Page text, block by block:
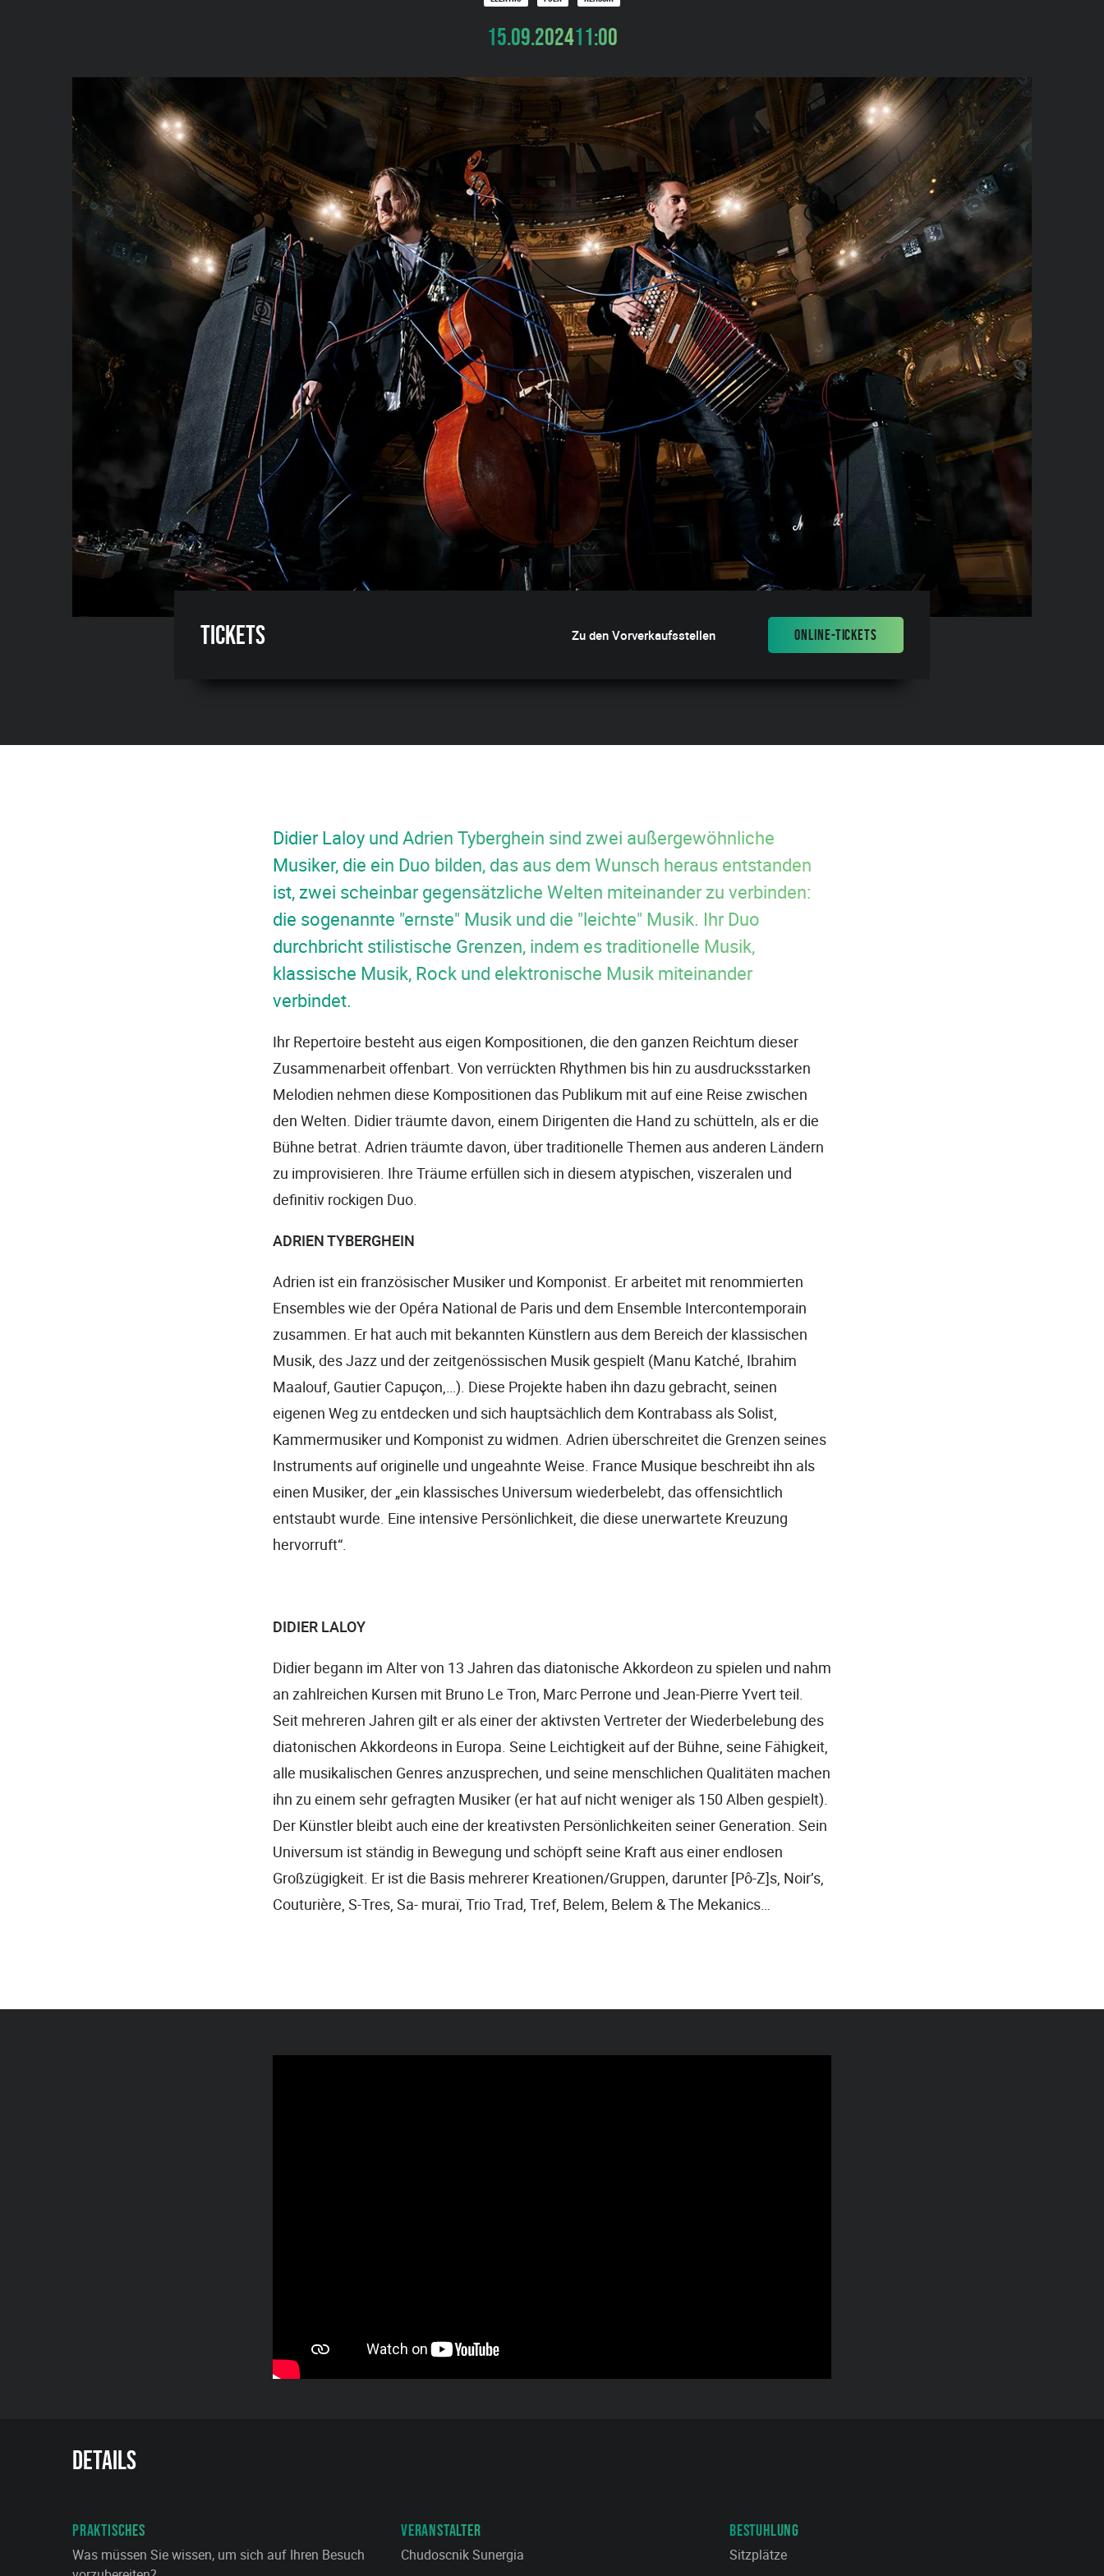
15.09.202411:00
Tickets Zu den Vorverkaufsstellen ONLINE-TICKETS
Didier Laloy und Adrien Tyberghein sind zwei außergewöhnliche
Musiker, die ein Duo bilden, das aus dem Wunsch heraus entstanden
ist, zwei scheinbar gegensätzliche Welten miteinander zu verbinden:
die sogenannte "ernste" Musik und die "leichte" Musik. Ihr Duo
durchbricht stilistische Grenzen, indem es traditionelle Musik,
klassische Musik, Rock und elektronische Musik miteinander
verbindet.
Ihr Repertoire besteht aus eigen Kompositionen, die den ganzen Reichtum dieser
Zusammenarbeit offenbart. Von verrückten Rhythmen bis hin zu ausdrucksstarken
Melodien nehmen diese Kompositionen das Publikum mit auf eine Reise zwischen
den Welten. Didier träumte davon, einem Dirigenten die Hand zu schütteln, als er die
Bühne betrat. Adrien träumte davon, über traditionelle Themen aus anderen Ländern
zu improvisieren. Ihre Träume erfüllen sich in diesem atypischen, viszeralen und
definitiv rockigen Duo.
ADRIEN TYBERGHEIN
Adrien ist ein französischer Musiker und Komponist. Er arbeitet mit renommierten
Ensembles wie der Opéra National de Paris und dem Ensemble Intercontemporain
zusammen. Er hat auch mit bekannten Künstlern aus dem Bereich der klassischen
Musik, des Jazz und der zeitgenössischen Musik gespielt (Manu Katché, Ibrahim
Maalouf, Gautier Capuçon,…). Diese Projekte haben ihn dazu gebracht, seinen
eigenen Weg zu entdecken und sich hauptsächlich dem Kontrabass als Solist,
Kammermusiker und Komponist zu widmen. Adrien überschreitet die Grenzen seines
Instruments auf originelle und ungeahnte Weise. France Musique beschreibt ihn als
einen Musiker, der „ein klassisches Universum wiederbelebt, das offensichtlich
entstaubt wurde. Eine intensive Persönlichkeit, die diese unerwartete Kreuzung
hervorruft“.
DIDIER LALOY
Didier begann im Alter von 13 Jahren das diatonische Akkordeon zu spielen und nahm
an zahlreichen Kursen mit Bruno Le Tron, Marc Perrone und Jean-Pierre Yvert teil.
Seit mehreren Jahren gilt er als einer der aktivsten Vertreter der Wiederbelebung des
diatonischen Akkordeons in Europa. Seine Leichtigkeit auf der Bühne, seine Fähigkeit,
alle musikalischen Genres anzusprechen, und seine menschlichen Qualitäten machen
ihn zu einem sehr gefragten Musiker (er hat auf nicht weniger als 150 Alben gespielt).
Der Künstler bleibt auch eine der kreativsten Persönlichkeiten seiner Generation. Sein
Universum ist ständig in Bewegung und schöpft seine Kraft aus einer endlosen
Großzügigkeit. Er ist die Basis mehrerer Kreationen/Gruppen, darunter [Pô-Z]s, Noir’s,
Couturière, S-Tres, Sa- muraï, Trio Trad, Tref, Belem, Belem & The Mekanics…
Details
PRAKTISCHES
Was müssen Sie wissen, um sich auf Ihren Besuch
VERANSTALTER
Chudoscnik Sunergia
BESTUHLUNG
Sitzplätze